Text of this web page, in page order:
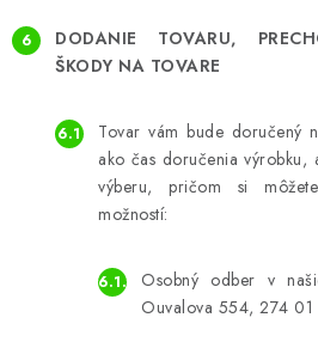
DODANIE TOVARU,
ŠKODY NA TOVARE
Tovar vám bude doručený
ako čas doručenia výrobku,
výberu, pričom si
možností:
Osobný odber v
Ouvalova 554, 274 01